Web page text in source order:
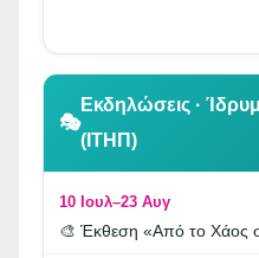
👆 Κλικ για περιήγηση
🎭
Εκδηλώσεις ·
(ΙΤΗΠ)
10 Ιουλ–23 Αυγ
🎨 Έκθεση «Από το Χάος